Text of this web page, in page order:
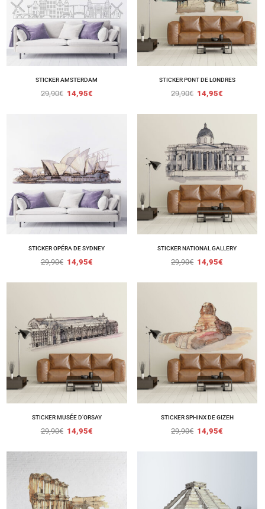
STICKER AMSTERDAM
29,90€ 14,95€
STICKER PONT DE LONDRES
29,90€ 14,95€
STICKER OPÉRA DE SYDNEY
29,90€ 14,95€
STICKER NATIONAL GALLERY
29,90€ 14,95€
STICKER MUSÉE D’ORSAY
29,90€ 14,95€
STICKER SPHINX DE GIZEH
29,90€ 14,95€